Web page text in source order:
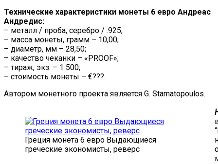
Технические характеристики монеты 6 евро Андреас
Андредис:
– металл / проба, серебро / .925;
– масса монеты, грамм – 10,00;
– диаметр, мм – 28,50;
– качество чеканки – «PROOF»;
– тираж, экз. – 1 500;
– стоимость монеты – €???.
Автором монетного проекта является G. Stamatopoulos.
Греция монета 6 евро Выдающиеся
греческие экономисты, реверс